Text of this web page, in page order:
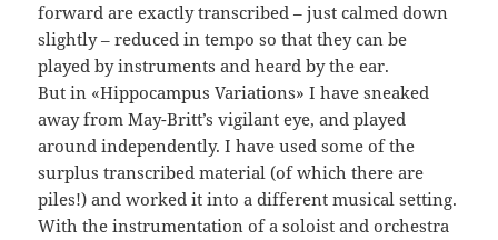
forward are exactly transcribed – just calmed down
slightly – reduced in tempo so that they can be
played by instruments and heard by the ear.
But in «Hippocampus Variations» I have sneaked
away from May-Britt’s vigilant eye, and played
around independently. I have used some of the
surplus transcribed material (of which there are
piles!) and worked it into a different musical setting.
With the instrumentation of a soloist and orchestra